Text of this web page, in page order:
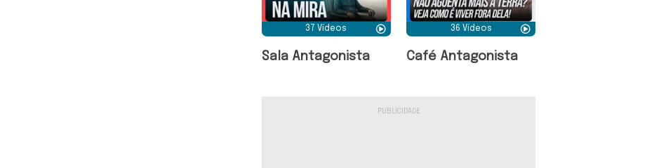
37 Vídeos
Sala Antagonista
36 Vídeos
Café Antagonista